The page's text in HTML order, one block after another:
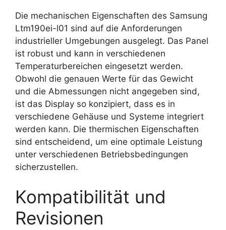
Die mechanischen Eigenschaften des Samsung
Ltm190ei-l01 sind auf die Anforderungen
industrieller Umgebungen ausgelegt. Das Panel
ist robust und kann in verschiedenen
Temperaturbereichen eingesetzt werden.
Obwohl die genauen Werte für das Gewicht
und die Abmessungen nicht angegeben sind,
ist das Display so konzipiert, dass es in
verschiedene Gehäuse und Systeme integriert
werden kann. Die thermischen Eigenschaften
sind entscheidend, um eine optimale Leistung
unter verschiedenen Betriebsbedingungen
sicherzustellen.
Kompatibilität und
Revisionen